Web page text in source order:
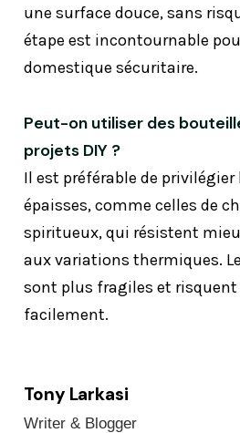
une surface douce, sans
étape est incontournable
domestique sécuritaire.
Peut-on utiliser des
projets DIY ?
Il est préférable de
épaisses, comme celles de
spiritueux, qui résistent
aux variations thermiques.
sont plus fragiles et risquent
facilement.
Tony Larkasi
Writer & Blogger